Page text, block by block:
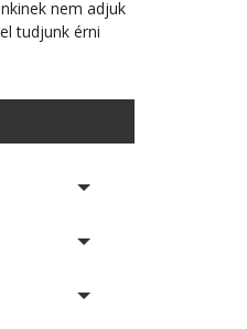
nem adjuk
tudjunk érni